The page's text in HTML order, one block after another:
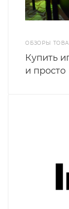
ОБЗОРЫ
Купить
и просто